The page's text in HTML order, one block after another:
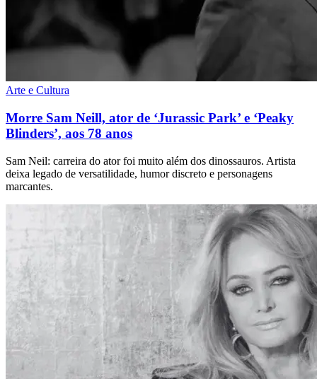
Arte e Cultura
Morre Sam Neill, ator de ‘Jurassic Park’ e ‘Peaky
Blinders’, aos 78 anos
Sam Neil: carreira do ator foi muito além dos dinossauros. Artista
deixa legado de versatilidade, humor discreto e personagens
marcantes.